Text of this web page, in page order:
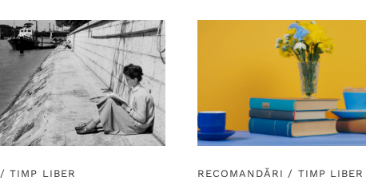
/TIMP LIBER RECOMANDĂRI / TIMP LIBER